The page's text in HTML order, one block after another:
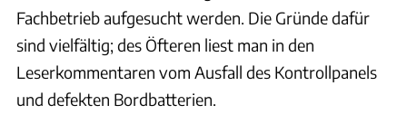
Fachbetrieb aufgesucht werden. Die Gründe dafür
sind vielfältig; des Öfteren liest man in den
Leserkommentaren vom Ausfall des Kontrollpanels
und defekten Bordbatterien.